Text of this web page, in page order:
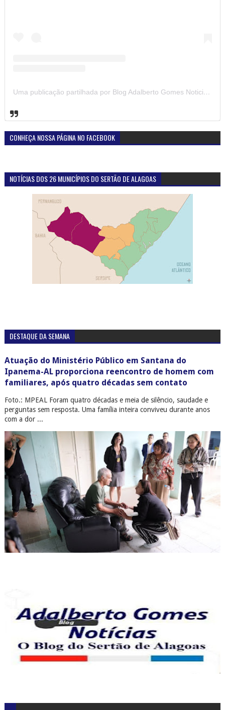
Uma publicação partilhada por Blog Adalberto Gomes Noticias (@blogadalbertogomesnoticiass)
CONHEÇA NOSSA PÁGINA NO FACEBOOK
NOTÍCIAS DOS 26 MUNICÍPIOS DO SERTÃO DE ALAGOAS
DESTAQUE DA SEMANA
Atuação do Ministério Público em Santana do
Ipanema-AL proporciona reencontro de homem com
familiares, após quatro décadas sem contato
Foto.: MPEAL Foram quatro décadas e meia de silêncio, saudade e
perguntas sem resposta. Uma família inteira conviveu durante anos
com a dor ...